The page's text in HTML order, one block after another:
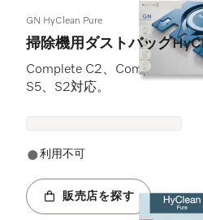
GN HyClean Pure
掃除機用ダストバッグ
Complete C2、Complete C3
S5、S2対応。
利用不可
販売店を探す